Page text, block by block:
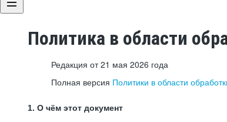
Политика в области
Редакция от 21 мая 2026 года
Полная версия Политики в области
1. О чём этот документ